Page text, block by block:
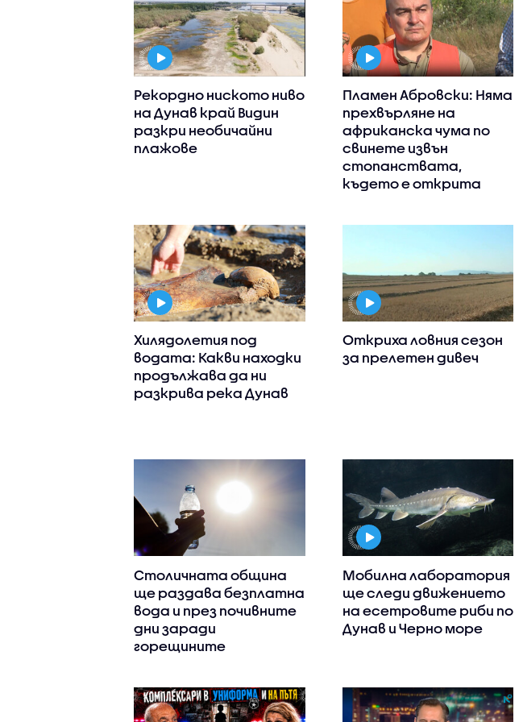
Рекордно ниското ниво
на Дунав край Видин
разкри необичайни
плажове
Пламен Абровски: Няма
прехвърляне на
африканска чума по
свинете извън
стопанствата,
където е открита
Хилядолетия под
водата: Какви находки
продължава да ни
разкрива река Дунав
Откриха ловния сезон
за прелетен дивеч
Столичната община
ще раздава безплатна
вода и през почивните
дни заради
горещините
Мобилна лаборатория
ще следи движението
на есетровите риби по
Дунав и Черно море